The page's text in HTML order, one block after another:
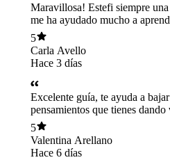
Maravillosa! Estefi siempre
me ha ayudado mucho a
emociones, mirar la vida desde
perspectivas muy sanadoras y
guiándome en meditación. Ha
mi vida 💖
5
Carla Avello
Hace 3 días
Excelente guía, te ayuda a
pensamientos que tienes dando
tiempo en tu mente y los
tu luz y a potenciarla, a
una excelente profesional
5
Valentina Arellano
Hace 6 días